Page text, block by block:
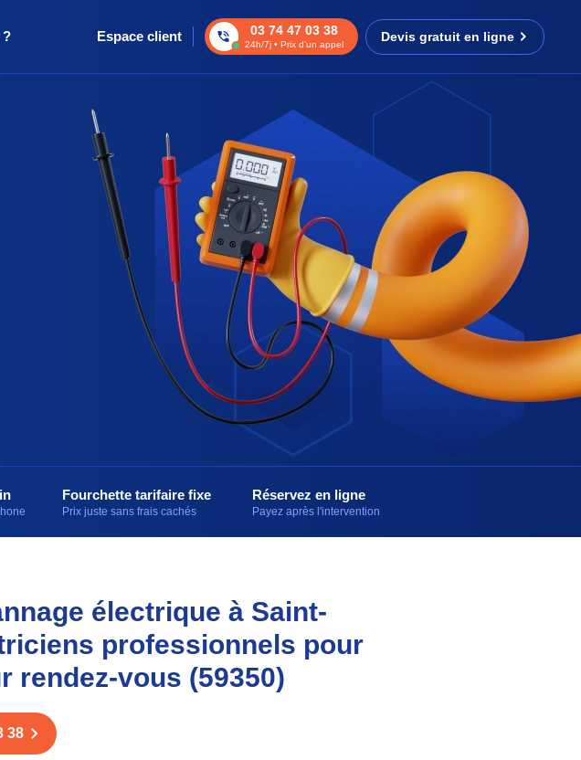
? Espace client 03 74 47 03 38
24h/7j • Prix d’un appel
Devis gratuit en ligne
Fourchette tarifaire fixe
Prix juste sans frais cachés
Réservez en ligne
Payez après l'intervention
électrique à Saint-
professionnels pour
rendez-vous (59350)
38